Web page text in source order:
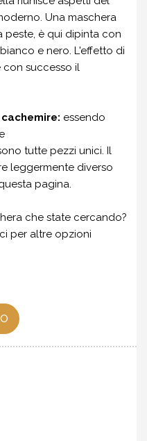
Una maschera
peste, è qui dipinta con
e nero. L'effetto di
successo il
essendo
tutte pezzi unici. Il
leggermente diverso
pagina.
che state cercando?
per altre opzioni